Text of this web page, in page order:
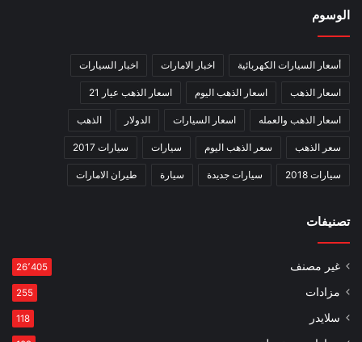
الوسوم
أسعار السيارات الكهربائية اخبار الامارات اخبار السيارات
اسعار الذهب اسعار الذهب اليوم اسعار الذهب عيار 21
اسعار الذهب والعمله اسعار السيارات الدولار الذهب
سعر الذهب سعر الذهب اليوم سيارات سيارات 2017
سيارات 2018 سيارات جديدة سيارة طيران الامارات
تصنيفات
غير مصنف 26٬405
مزادات 255
سلايدر 118